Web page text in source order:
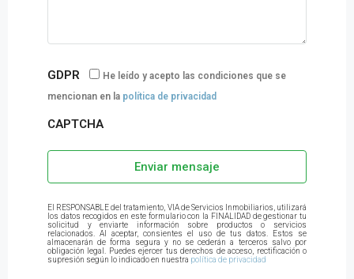
GDPR
He leído y acepto las condiciones que se
mencionan en la política de privacidad
CAPTCHA
Enviar mensaje
El RESPONSABLE del tratamiento, VIA de Servicios Inmobiliarios, utilizará
los datos recogidos en este formulario con la FINALIDAD de gestionar tu
solicitud y enviarte información sobre productos o servicios
relacionados. Al aceptar, consientes el uso de tus datos. Estos se
almacenarán de forma segura y no se cederán a terceros salvo por
obligación legal. Puedes ejercer tus derechos de acceso, rectificación o
supresión según lo indicado en nuestra política de privacidad